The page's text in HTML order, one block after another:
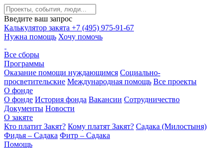
Введите ваш запрос
Калькулятор закята +7 (495) 975-91-67
Нужна помощь Хочу помочь
Все сборы
Программы
Оказание помощи нуждающимся Социально-
просветительские Международная помощь Все проекты
О фонде
О фонде История фонда Вакансии Сотрудничество
Документы Новости
О закяте
Кто платит Закят? Кому платят Закят? Садака (Милостыня)
Фидья – Садака Фитр – Садака
Помощь